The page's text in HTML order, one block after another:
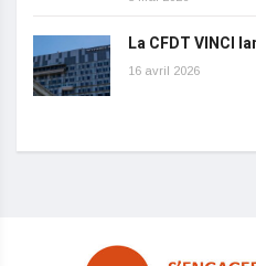
La CFDT VINCI
16 avril 2026